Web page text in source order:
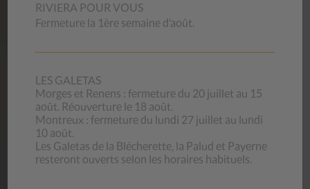
Les aide-mémoires du CSP Vaud proviennent de
collaboratrices. Ils s’adressent à toute personne qui a
Nos aide-mémoires
RIVIERA POUR VOUS
Fermeture la 1ère semaine d’août.
LES GALETAS
Morges et Renens : fermeture du 20 juillet au 15
août. Réouverture le 18 août.
Montreux : fermeture du lundi 27 juillet au lundi
10 août.
Les Galetas de la Blécherette, la Palud et Payerne
resteront ouverts selon les horaires habituels.